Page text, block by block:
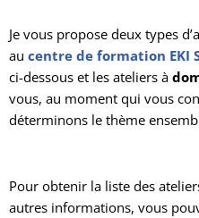
Je vous propose deux types
au centre de formation EKI
ci-dessous et les ateliers à
vous, au moment qui vous
déterminons le thème
Pour obtenir la liste des
autres informations, vous